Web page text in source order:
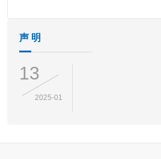
声 明
13
2025-01